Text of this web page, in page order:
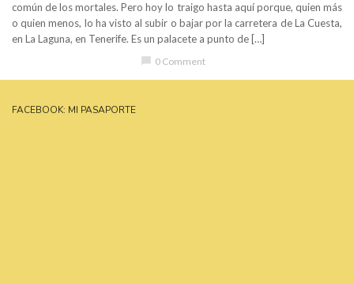
común de los mortales. Pero hoy lo traigo hasta aquí porque, quien más
o quien menos, lo ha visto al subir o bajar por la carretera de La Cuesta,
en La Laguna, en Tenerife. Es un palacete a punto de […]
chat_bubble 0 Comment
FACEBOOK: MI PASAPORTE